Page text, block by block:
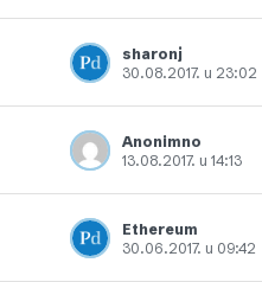
Dodajte u favorite
sharonj
30.08.2017. u 23:02
Dodajte u favorite
Anonimno
13.08.2017. u 14:13
Dodajte u favorite
Ethereum
30.06.2017. u 09:42